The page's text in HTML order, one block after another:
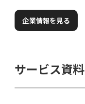
企業情報を見る
サービス資料